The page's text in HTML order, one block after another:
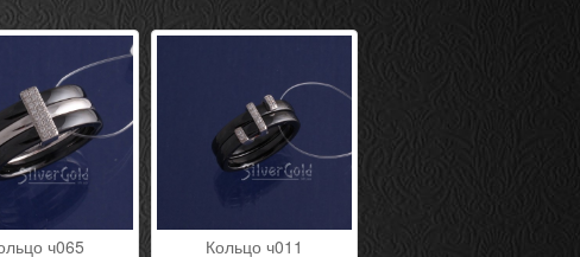
ч065 Кольцо ч011